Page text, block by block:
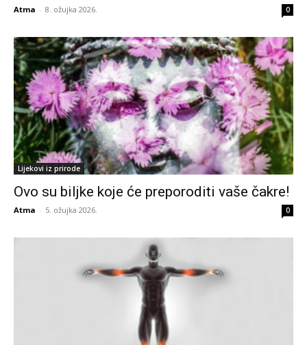
Atma - 8. ožujka 2026. 0
Lijekovi iz prirode
Ovo su biljke koje će preporoditi vaše čakre!
Atma - 5. ožujka 2026. 0